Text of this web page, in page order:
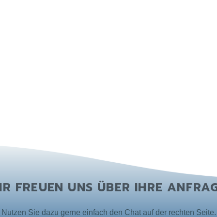
FREUEN UNS ÜBER IHRE
Nutzen Sie dazu gerne einfach den Chat auf der rechten Seite.